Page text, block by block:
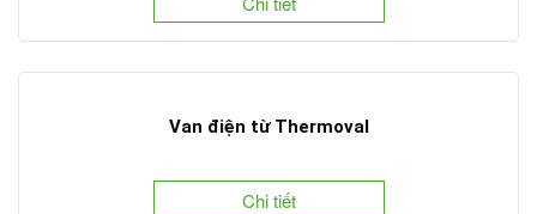
Van điện từ Thermoval
Chi tiết